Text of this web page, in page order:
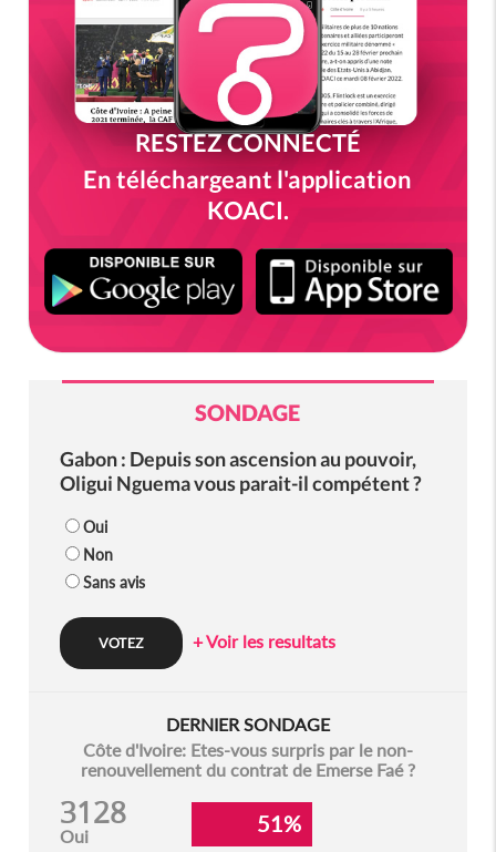
RESTEZ CONNECTÉ
En téléchargeant l'application
KOACI.
SONDAGE
Gabon : Depuis son ascension au pouvoir,
Oligui Nguema vous parait-il compétent ?
Oui
Non
Sans avis
+ Voir les resultats
DERNIER SONDAGE
Côte d'Ivoire: Etes-vous surpris par le non-
renouvellement du contrat de Emerse Faé ?
3128
Oui 51%